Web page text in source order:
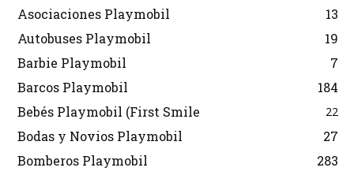
Asociaciones Playmobil
13
Autobuses Playmobil
19
Barbie Playmobil
7
Barcos Playmobil
184
Bebés Playmobil (First Smile
22
Bodas y Novios Playmobil
27
Bomberos Playmobil
283